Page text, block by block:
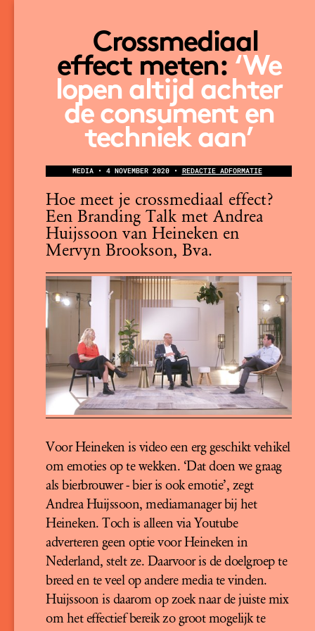
Crossmediaal
effect meten: ‘We
lopen altijd achter
de consument en
techniek aan’
MEDIA • 4 NOVEMBER 2020 • REDACTIE ADFORMATIE
Hoe meet je crossmediaal effect?
Een Branding Talk met Andrea
Huijssoon van Heineken en
Mervyn Brookson, Bva.
Voor Heineken is video een erg geschikt vehikel
om emoties op te wekken. ‘Dat doen we graag
als bierbrouwer - bier is ook emotie’, zegt
Andrea Huijssoon, mediamanager bij het
Heineken. Toch is alleen via Youtube
adverteren geen optie voor Heineken in
Nederland, stelt ze. Daarvoor is de doelgroep te
breed en te veel op andere media te vinden.
Huijssoon is daarom op zoek naar de juiste mix
om het effectief bereik zo groot mogelijk te